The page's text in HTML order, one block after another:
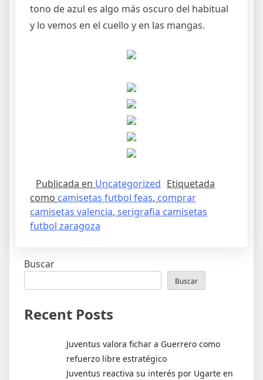
tono de azul es algo más oscuro del habitual
y lo vemos en el cuello y en las mangas.
Publicada en Uncategorized Etiquetada
como camisetas futbol feas, comprar
camisetas valencia, serigrafia camisetas
futbol zaragoza
Buscar
Buscar
Recent Posts
Juventus valora fichar a Guerrero como
refuerzo libre estratégico
Juventus reactiva su interés por Ugarte en